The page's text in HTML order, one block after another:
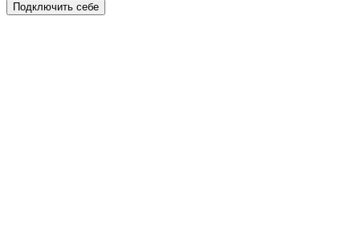
Подключить себе